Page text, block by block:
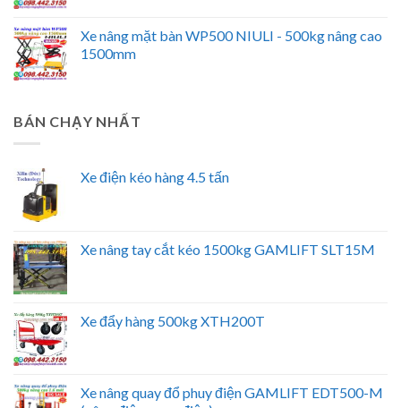
Xe nâng mặt bàn WP500 NIULI - 500kg nâng cao
1500mm
BÁN CHẠY NHẤT
Xe điện kéo hàng 4.5 tấn
Xe nâng tay cắt kéo 1500kg GAMLIFT SLT15M
Xe đẩy hàng 500kg XTH200T
Xe nâng quay đổ phuy điện GAMLIFT EDT500-M